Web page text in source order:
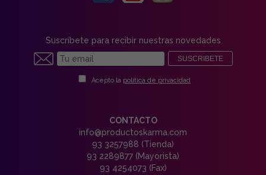
Suscríbete para recibir nuestras novedades
SUSCRIBETE
Acepto la política de privacidad
CONTACTO
info@productoskarma.com
93 3257988 (Tienda)
93 2289877 (Mayorista)
93 4254073 (Fax)